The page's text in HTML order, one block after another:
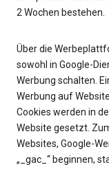
2 Wochen bestehen.
Über die
sowohl in Google-
Werbung schalten.
Werbung auf
Cookies werden in
Website gesetzt.
Websites, Google-
„_gac_“ beginnen,